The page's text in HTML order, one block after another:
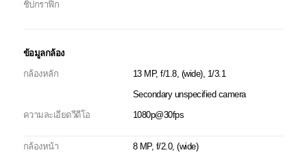
ชิปกราฟิก
ข้อมูลกล้อง
กล้องหลัก
13 MP, f/1.8, (wide), 1/3.1
Secondary unspecified camera
ความละเอียดวีดีโอ
1080p@30fps
กล้องหน้า 8 MP, f/2.0, (wide)